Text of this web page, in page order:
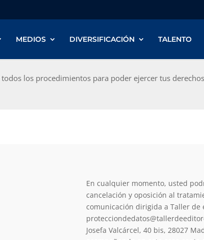
MEDIOS DIVERSIFICACIÓN TALENTO
los procedimientos para poder ejercer tus
En cualquier momento, usted
cancelación y oposición al
comunicación dirigida a Taller de
Josefa Valcárcel, 40 bis, 28027